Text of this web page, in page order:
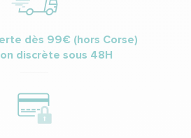
dès 99€ (hors Corse)
discrète sous 48H